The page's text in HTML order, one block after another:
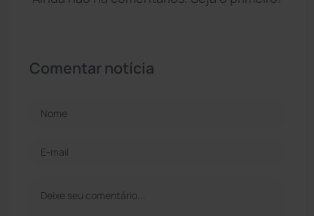
Comentar notícia